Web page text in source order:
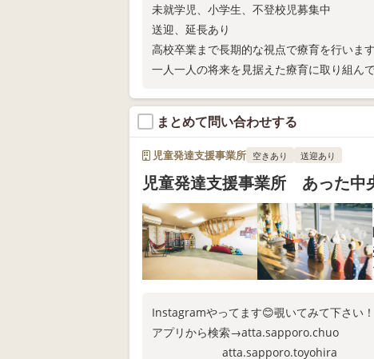
未就学児、小学生、不登校児募集中
送迎、延長あり
高校卒業まで長期的な視点で療育を行います
一人一人の将来を見据えた療育に取り組ん
見学、大歓迎です。
お子様にとって良い環境とはなにかを見極め
判断していただきたいと願っています。
まとめて問い合わせする
児童発達支援事業所 空きあり 送迎あり
児童発達支援事業所 あった中
Instagramやってます😊覗いてみて下さい！
アプリから検索→atta.sapporo.chuo
atta.sapporo.toyohira